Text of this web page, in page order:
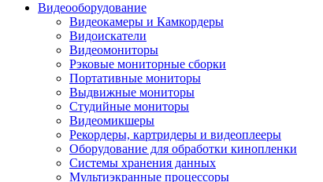
Видеооборудование
Видеокамеры и Камкордеры
Видоискатели
Видеомониторы
Рэковые мониторные сборки
Портативные мониторы
Выдвижные мониторы
Студийные мониторы
Видеомикшеры
Рекордеры, картридеры и видеоплееры
Оборудование для обработки кинопленки
Системы хранения данных
Мультиэкранные процессоры